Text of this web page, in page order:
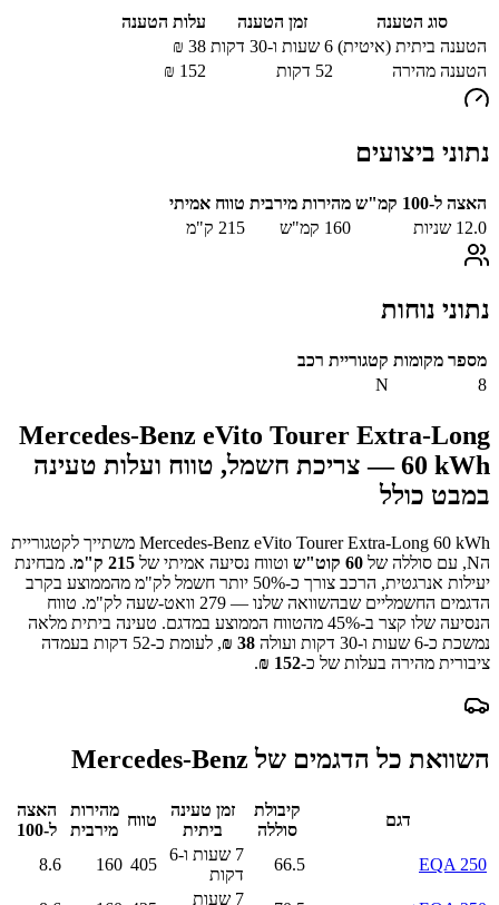
סוג הטענה זמן הטענה
עלות הטענה
הטענה ביתית (איטית) 6 שעות ו-30 דקות 38
₪
הטענה מהירה
52 דקות 152
₪
נתוני ביצועים
האצה ל-100 קמ"ש מהירות מירבית טווח אמיתי
12.0 שניות 160 קמ"ש 215 ק"מ
נתוני נוחות
מספר מקומות קטגוריית רכב
8
N
Mercedes-Benz eVito Tourer Extra-Long
60 kWh— צריכת חשמל, טווח ועלות טעינה
במבט כולל
Mercedes-Benz eVito Tourer Extra-Long 60 kWh משתייך לקטגוריית
הN, עם סוללה של 60 קוט"ש וטווח נסיעה אמיתי של 215 ק"מ. מבחינת
יעילות אנרגטית, הרכב צורך כ-
50 % יותר חשמל לק"מ מהממוצע בקרב
הדגמים החשמליים שבהשוואה שלנו — 279 וואט-שעה לק"מ. טווח
הנסיעה שלו קצר ב-
45% מהטווח הממוצע במדגם.
טעינה ביתית מלאה
נמשכת כ-6 שעות ו-30 דקות ועולה 38
₪, לעומת כ-52 דקות בעמדה
ציבורית מהירה בעלות של כ-152
₪
.
השוואת כל הדגמים של Mercedes-Benz
דגם
קיבולת
סוללה
זמן טעינה
ביתית
טווח
מהירות
מירבית
האצה
ל-100
EQA 250
66.5
7 שעות ו-6
דקות
405
160
8.6
7 שעות